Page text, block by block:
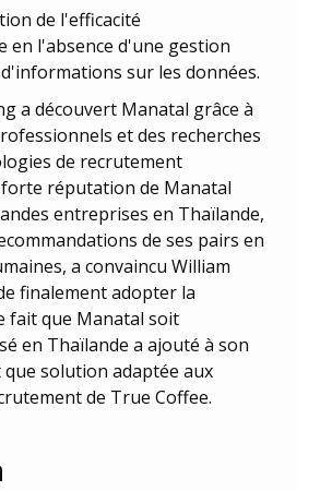
de l'efficacité
en l'absence d'une gestion
sur les données.
a découvert Manatal grâce à
et des recherches
de recrutement
forte réputation de Manatal
entreprises en Thaïlande,
de ses pairs en
a convaincu William
finalement adopter la
fait que Manatal soit
en Thaïlande a ajouté à son
solution adaptée aux
de True Coffee.